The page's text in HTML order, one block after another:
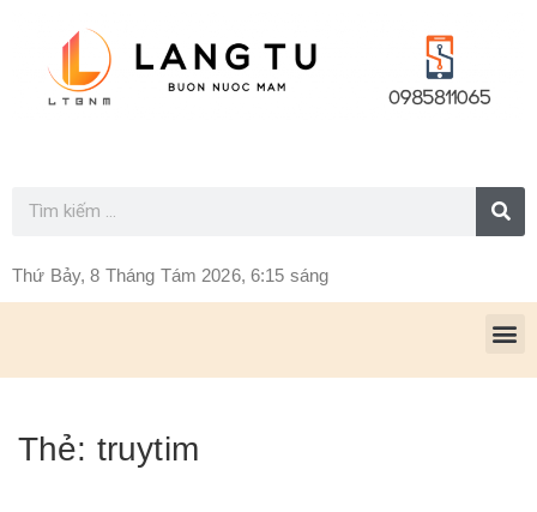
Thứ Bảy, 8 Tháng Tám 2026, 6:15 sáng
Thẻ: truytim